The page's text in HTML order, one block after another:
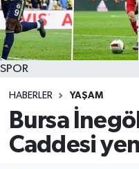
SPOR
HABERLER YAŞAM
Bursa
Caddesi